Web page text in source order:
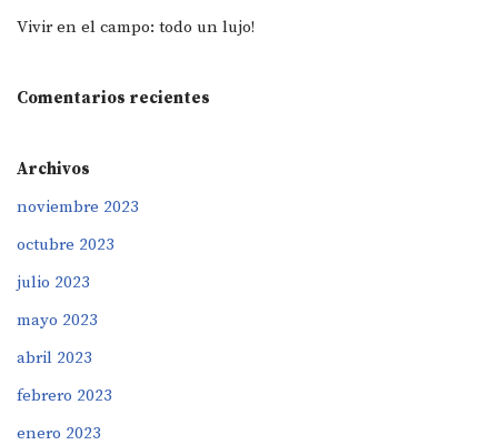
Vivir en el campo: todo un lujo!
Comentarios recientes
Archivos
noviembre 2023
octubre 2023
julio 2023
mayo 2023
abril 2023
febrero 2023
enero 2023